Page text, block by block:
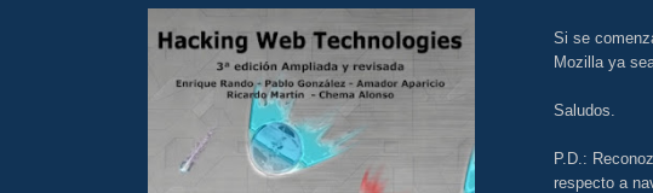
Si se
Mozilla ya
Saludos.
P.D.:
respecto a